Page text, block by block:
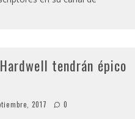
tendrán épico
2017 0